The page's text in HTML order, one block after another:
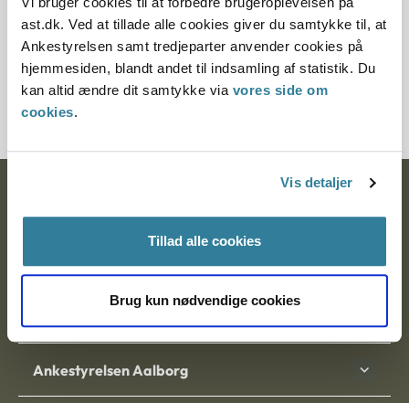
ast.dk. Ved at tillade alle cookies giver du samtykke til, at
Ankestyrelsen samt tredjeparter anvender cookies på
hjemmesiden, blandt andet til indsamling af statistik. Du
kan altid ændre dit samtykke via vores side om
cookies.
Vis detaljer
Tillad alle cookies
Brug kun nødvendige cookies
§ 112 § 100
Journalnummer
3500093-10
Nytorv 7, 2. sal
9000 Aalborg
Ankestyrelsen Aalborg